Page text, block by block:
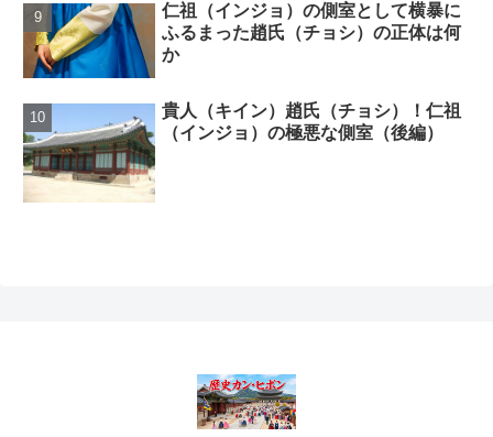
仁祖（インジョ）の側室として横暴に
ふるまった趙氏（チョシ）の正体は何
か
貴人（キイン）趙氏（チョシ）！仁祖
（インジョ）の極悪な側室（後編）